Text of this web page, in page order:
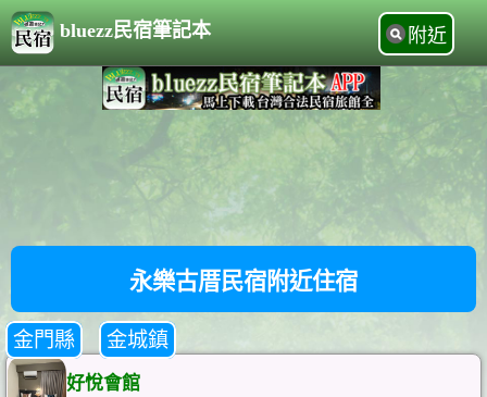
bluezz民宿筆記本 附近
永樂古厝民宿附近住宿
金門縣 金城鎮
好悅會館